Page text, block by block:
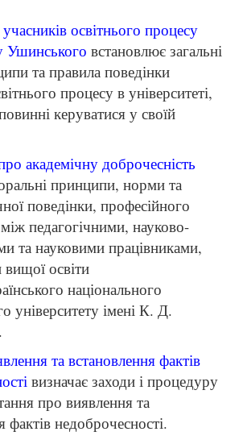
освітнього процесу
Ушинського встановлює загальні
та правила поведінки
процесу в університеті,
керуватися у своїй
академічну доброчесність
принципи, норми та
поведінки, професійного
педагогічними, науково-
та науковими працівниками,
освіти
національного
університету імені К. Д.
та встановлення фактів
визначає заходи і процедуру
про виявлення та
фактів недоброчесності.